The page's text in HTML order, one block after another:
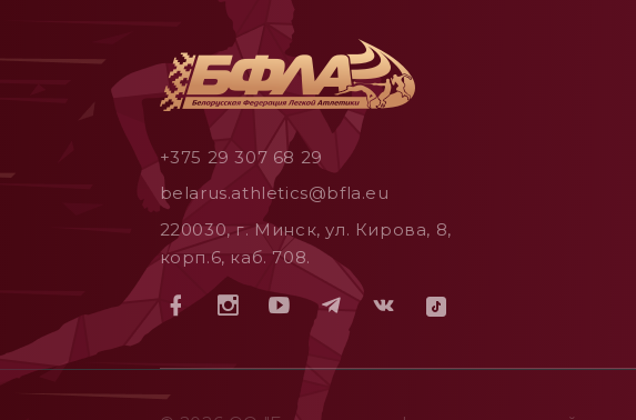
+375 29 307 68 29
belarus.athletics@bfla.eu
220030, г. Минск, ул. Кирова, 8,
корп.6, каб. 708.